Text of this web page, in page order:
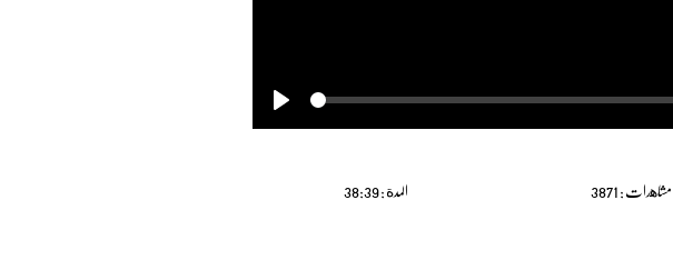
Play
Seek
مشاهدات : 3871 المدة : 38:39